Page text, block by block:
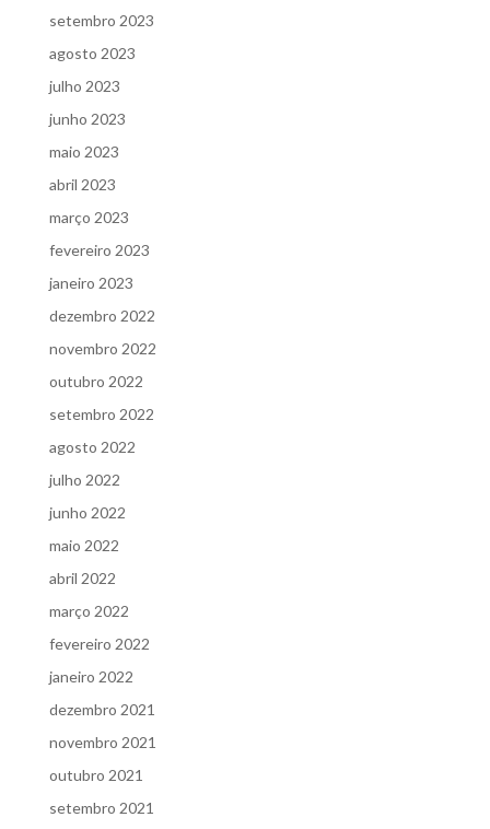
setembro 2023
agosto 2023
julho 2023
junho 2023
maio 2023
abril 2023
março 2023
fevereiro 2023
janeiro 2023
dezembro 2022
novembro 2022
outubro 2022
setembro 2022
agosto 2022
julho 2022
junho 2022
maio 2022
abril 2022
março 2022
fevereiro 2022
janeiro 2022
dezembro 2021
novembro 2021
outubro 2021
setembro 2021